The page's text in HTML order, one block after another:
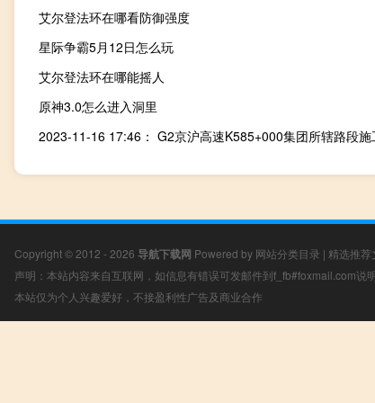
艾尔登法环在哪看防御强度
星际争霸5月12日怎么玩
艾尔登法环在哪能摇人
原神3.0怎么进入洞里
Copyright © 2012 - 2026 导航下载网 Powered by 网站分类目录 | 精选推荐
声明：本站内容来自互联网，如信息有错误可发邮件到f_fb#foxmail.com说
本站仅为个人兴趣爱好，不接盈利性广告及商业合作